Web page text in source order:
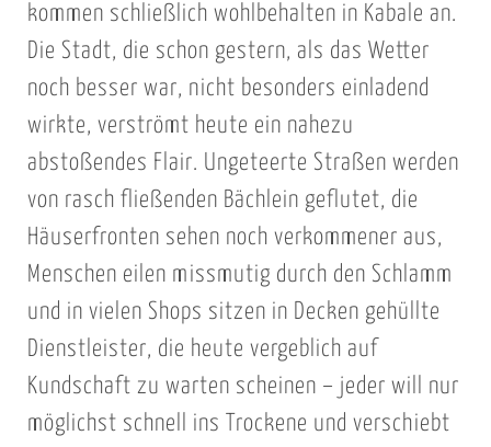
kommen schließlich wohlbehalten in Kabale an.
Die Stadt, die schon gestern, als das Wetter
noch besser war, nicht besonders einladend
wirkte, verströmt heute ein nahezu
abstoßendes Flair. Ungeteerte Straßen werden
von rasch fließenden Bächlein geflutet, die
Häuserfronten sehen noch verkommener aus,
Menschen eilen missmutig durch den Schlamm
und in vielen Shops sitzen in Decken gehüllte
Dienstleister, die heute vergeblich auf
Kundschaft zu warten scheinen – jeder will nur
möglichst schnell ins Trockene und verschiebt